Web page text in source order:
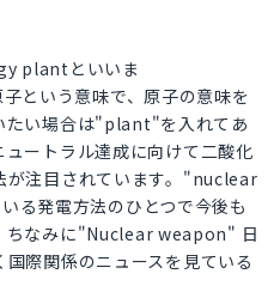
plantといいま
という意味で、原子の意味を
たい場合は"plant"を入れてあ
ートラル達成に向けて二酸化
が注目されています。"nuclear
る発電方法のひとつで今後も
ちなみに"Nuclear weapon" 日
際関係のニュースを見ている